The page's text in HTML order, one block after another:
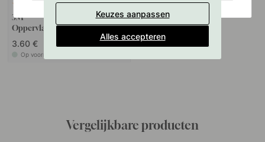
114
3M
Oppervlaktereinigingsdoekje
3.60 €
Op voorraad
Vergelijkbare producten
Keuzes aanpassen
Alles accepteren